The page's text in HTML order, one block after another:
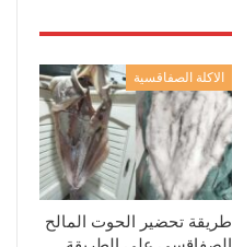
الاكلة الصفاقسية
طريقة تحضير الحوت المالح